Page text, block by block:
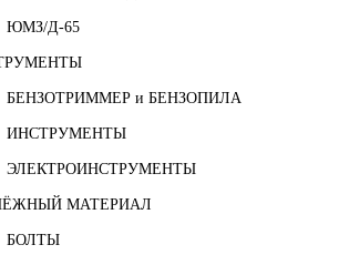
ЮМЗ/Д-65
БЕНЗОТРИММЕР и БЕНЗОПИЛА
ИНСТРУМЕНТЫ
ЭЛЕКТРОИНСТРУМЕНТЫ
МАТЕРИАЛ
БОЛТЫ